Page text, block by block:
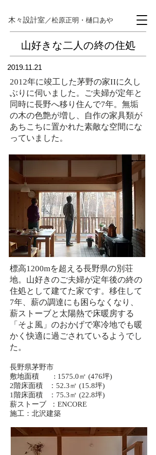
木々設計室 ／松原正明・樋口あや
山好きな二人の終の住処
2019.11.21
2012年に竣工した茅野の家IIに久し
ぶりに伺いました。ご夫婦が定年と
同時に長野へ移り住んで7年。無垢
の木の色艶が増し、自作の家具類が
あちこちに置かれた素敵な空間にな
っていました。
標高1200mを超える長野県の別荘
地。山好きのご夫婦が定年後の終の
住処として建てた家です。移住して
7年、薪の調達にも困らなくなり、
薪ストーブと太陽熱で床暖房する
「そよ風」​のおかげで寒冷地でも暖
かく快適に過ごされているようでし
た。
長野県茅野市
敷地面積 : 1575.0㎡ (476坪)
2階床面積 ：52.3㎡ (15.8坪)
1階床面積 ：75.3㎡ (22.8坪)
​薪ストーブ ：ENCORE
施工：北沢建築